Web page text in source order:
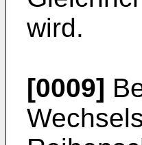
wird.
[0009]